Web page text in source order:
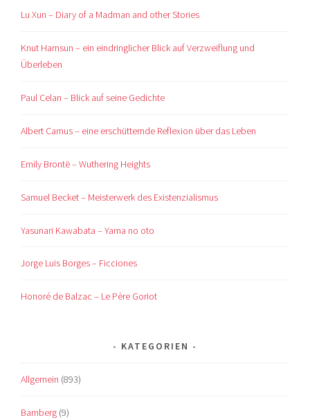
Lu Xun – Diary of a Madman and other Stories
Knut Hamsun – ein eindringlicher Blick auf Verzweiflung und
Überleben
Paul Celan – Blick auf seine Gedichte
Albert Camus – eine erschütternde Reflexion über das Leben
Emily Brontë – Wuthering Heights
Samuel Becket – Meisterwerk des Existenzialismus
Yasunari Kawabata – Yama no oto
Jorge Luis Borges – Ficciones
Honoré de Balzac – Le Père Goriot
KATEGORIEN
Allgemein (893)
Bamberg (9)